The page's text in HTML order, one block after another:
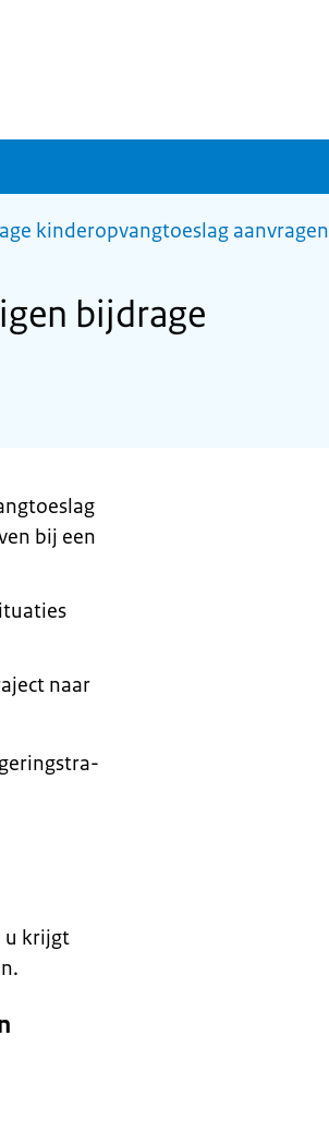
kinderopvangtoeslag aanvragen
bijdrage
bij een
naar
u krijgt